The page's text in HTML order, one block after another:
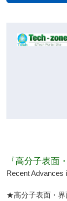
『高分子表面
Recent Advances
★高分子表面・界